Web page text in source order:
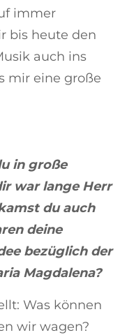
immer
bis heute den
auch ins
mir eine große
in große
war lange Herr
du auch
deine
bezüglich der
Magdalena?
Was können
wir wagen?